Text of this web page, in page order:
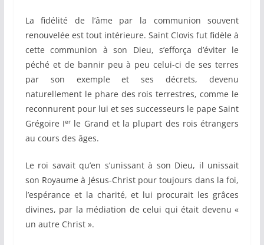
La fidélité de l’âme par la communion souvent
renouvelée est tout intérieure. Saint Clovis fut fidèle à
cette communion à son Dieu, s’efforça d’éviter le
péché et de bannir peu à peu celui-ci de ses terres
par son exemple et ses décrets, devenu
naturellement le phare des rois terrestres, comme le
reconnurent pour lui et ses successeurs le pape Saint
Grégoire Ier le Grand et la plupart des rois étrangers
au cours des âges.
Le roi savait qu’en s’unissant à son Dieu, il unissait
son Royaume à Jésus-Christ pour toujours dans la foi,
l’espérance et la charité, et lui procurait les grâces
divines, par la médiation de celui qui était devenu «
un autre Christ ».